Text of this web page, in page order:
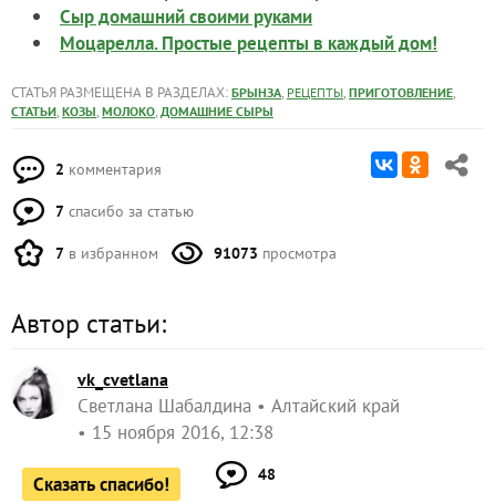
Сыр домашний своими руками
Моцарелла. Простые рецепты в каждый дом!
СТАТЬЯ РАЗМЕЩЕНА В РАЗДЕЛАХ: БРЫНЗА, РЕЦЕПТЫ, ПРИГОТОВЛЕНИЕ,
СТАТЬИ, КОЗЫ, МОЛОКО, ДОМАШНИЕ СЫРЫ
2 комментария
7 спасибо за статью
7 в избранном 91073 просмотра
Автор статьи:
vk_cvetlana
Светлана Шабалдина
Алтайский край
15 ноября 2016, 12:38
Сказать спасибо! 48